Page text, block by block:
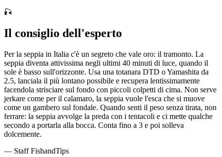
🎣
Il consiglio dell'esperto
Per la seppia in Italia c'è un segreto che vale oro: il tramonto. La
seppia diventa attivissima negli ultimi 40 minuti di luce, quando il
sole è basso sull'orizzonte. Usa una totanara DTD o Yamashita da
2.5, lanciala il più lontano possibile e recupera lentissimamente
facendola strisciare sul fondo con piccoli colpetti di cima. Non serve
jerkare come per il calamaro, la seppia vuole l'esca che si muove
come un gambero sul fondale. Quando senti il peso senza tirata, non
ferrare: la seppia avvolge la preda con i tentacoli e ci mette qualche
secondo a portarla alla bocca. Conta fino a 3 e poi solleva
dolcemente.
— Staff FishandTips